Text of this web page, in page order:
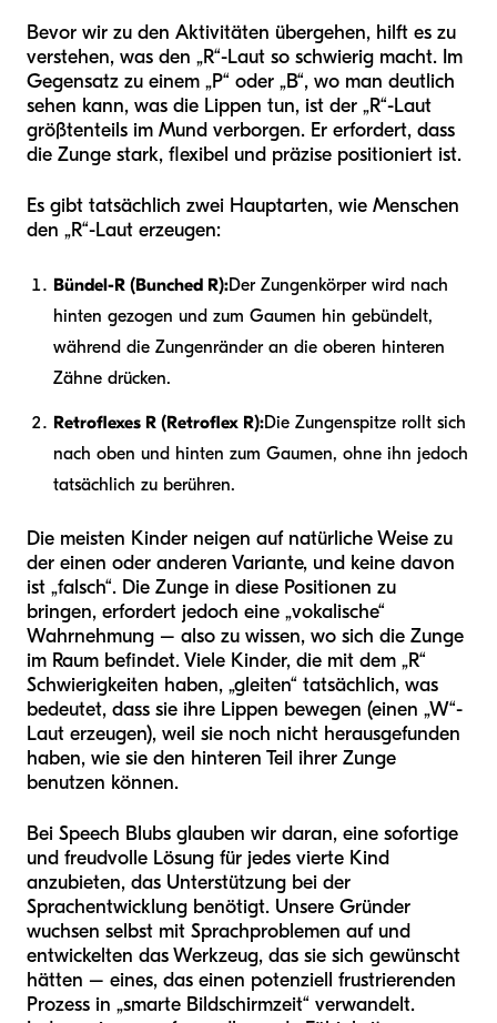
Bevor wir zu den Aktivitäten übergehen, hilft es zu
verstehen, was den „R“-Laut so schwierig macht. Im
Gegensatz zu einem „P“ oder „B“, wo man deutlich
sehen kann, was die Lippen tun, ist der „R“-Laut
größtenteils im Mund verborgen. Er erfordert, dass
die Zunge stark, flexibel und präzise positioniert ist.
Es gibt tatsächlich zwei Hauptarten, wie Menschen
den „R“-Laut erzeugen:
Bündel-R (Bunched R):Der Zungenkörper wird nach
hinten gezogen und zum Gaumen hin gebündelt,
während die Zungenränder an die oberen hinteren
Zähne drücken.
Retroflexes R (Retroflex R):Die Zungenspitze rollt sich
nach oben und hinten zum Gaumen, ohne ihn jedoch
tatsächlich zu berühren.
Die meisten Kinder neigen auf natürliche Weise zu
der einen oder anderen Variante, und keine davon
ist „falsch“. Die Zunge in diese Positionen zu
bringen, erfordert jedoch eine „vokalische“
Wahrnehmung – also zu wissen, wo sich die Zunge
im Raum befindet. Viele Kinder, die mit dem „R“
Schwierigkeiten haben, „gleiten“ tatsächlich, was
bedeutet, dass sie ihre Lippen bewegen (einen „W“-
Laut erzeugen), weil sie noch nicht herausgefunden
haben, wie sie den hinteren Teil ihrer Zunge
benutzen können.
Bei Speech Blubs glauben wir daran, eine sofortige
und freudvolle Lösung für jedes vierte Kind
anzubieten, das Unterstützung bei der
Sprachentwicklung benötigt. Unsere Gründer
wuchsen selbst mit Sprachproblemen auf und
entwickelten das Werkzeug, das sie sich gewünscht
hätten – eines, das einen potenziell frustrierenden
Prozess in „smarte Bildschirmzeit“ verwandelt.